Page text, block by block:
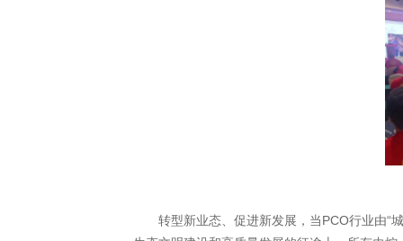
转型新业态、促进新发展，当PCO行业由“